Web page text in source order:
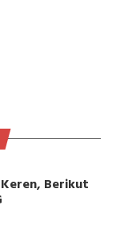
Berikut